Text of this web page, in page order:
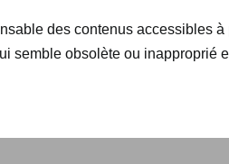
des contenus accessibles
semble obsolète ou inapproprié